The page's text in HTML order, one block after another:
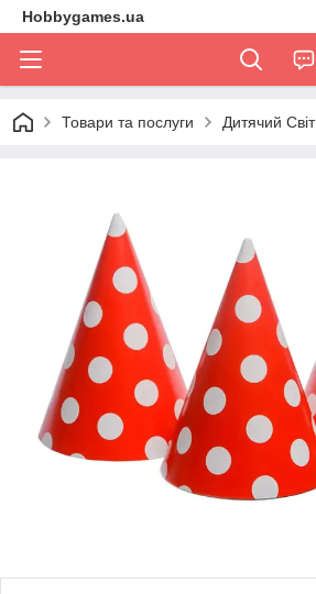
Hobbygames.ua
Товари та послуги Дитячий Світ